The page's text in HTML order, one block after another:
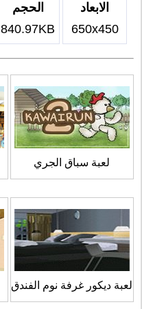
الابعاد
650x450
الحجم
840.97KB
لعبة سباق الجري
لعبة ديكور غرفة نوم الفندق